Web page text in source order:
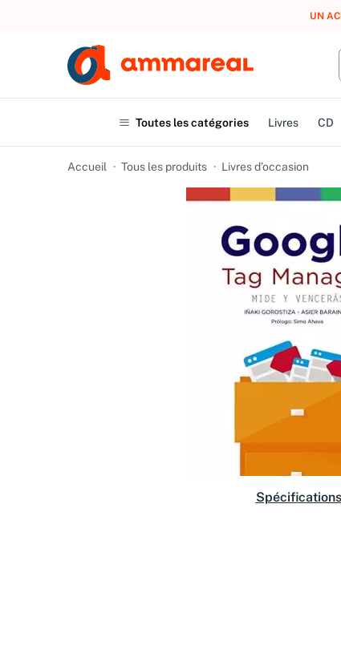
UN
Toutes les catégories Livres CD
Accueil Tous les produits Livres d’occasion
Spécifications